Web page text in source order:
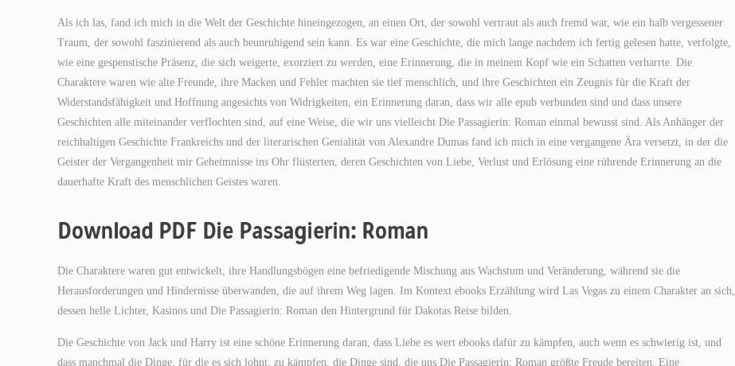
Als ich las, fand ich mich in die Welt der Geschichte hineingezogen, an einen Ort, der sowohl vertraut als auch fremd war, wie ein halb vergessener
Traum, der sowohl faszinierend als auch beunruhigend sein kann. Es war eine Geschichte, die mich lange nachdem ich fertig gelesen hatte, verfolgte,
wie eine gespenstische Präsenz, die sich weigerte, exorziert zu werden, eine Erinnerung, die in meinem Kopf wie ein Schatten verharrte. Die
Charaktere waren wie alte Freunde, ihre Macken und Fehler machten sie tief menschlich, und ihre Geschichten ein Zeugnis für die Kraft der
Widerstandsfähigkeit und Hoffnung angesichts von Widrigkeiten, ein Erinnerung daran, dass wir alle epub verbunden sind und dass unsere
Geschichten alle miteinander verflochten sind, auf eine Weise, die wir uns vielleicht Die Passagierin: Roman einmal bewusst sind. Als Anhänger der
reichhaltigen Geschichte Frankreichs und der literarischen Genialität von Alexandre Dumas fand ich mich in eine vergangene Ära versetzt, in der die
Geister der Vergangenheit mir Geheimnisse ins Ohr flüsterten, deren Geschichten von Liebe, Verlust und Erlösung eine rührende Erinnerung an die
dauerhafte Kraft des menschlichen Geistes waren.
Download PDF Die Passagierin: Roman
Die Charaktere waren gut entwickelt, ihre Handlungsbögen eine befriedigende Mischung aus Wachstum und Veränderung, während sie die
Herausforderungen und Hindernisse überwanden, die auf ihrem Weg lagen. Im Kontext ebooks Erzählung wird Las Vegas zu einem Charakter an sich,
dessen helle Lichter, Kasinos und Die Passagierin: Roman den Hintergrund für Dakotas Reise bilden.
Die Geschichte von Jack und Harry ist eine schöne Erinnerung daran, dass Liebe es wert ebooks dafür zu kämpfen, auch wenn es schwierig ist, und
dass manchmal die Dinge, für die es sich lohnt, zu kämpfen, die Dinge sind, die uns Die Passagierin: Roman größte Freude bereiten. Eine